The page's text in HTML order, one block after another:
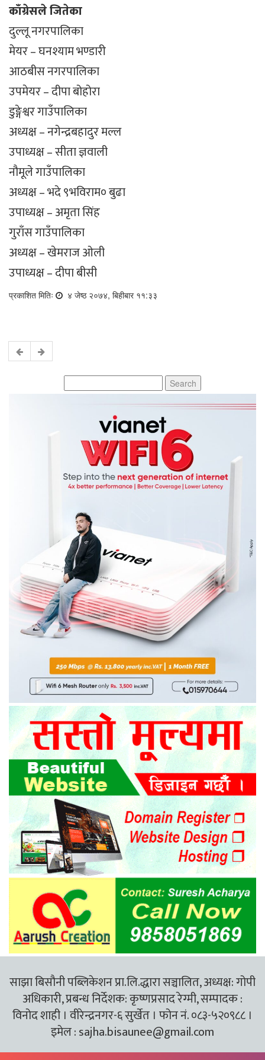
काँग्रेसले जितेका
दुल्लू नगरपालिका
मेयर – घनश्याम भण्डारी
आठबीस नगरपालिका
उपमेयर – दीपा बोहोरा
डुङ्गेश्वर गाउँपालिका
अध्यक्ष – नगेन्द्रबहादुर मल्ल
उपाध्यक्ष – सीता ज्ञवाली
नौमूले गाउँपालिका
अध्यक्ष – भदे ९भविराम० बुढा
उपाध्यक्ष – अमृता सिंह
गुराँस गाउँपालिका
अध्यक्ष – खेमराज ओली
उपाध्यक्ष – दीपा बीसी
प्रकाशित मितिः ४ जेष्ठ २०७४, बिहीबार ११:३३
for:
साझा बिसौनी पब्लिकेशन प्रा.लि.द्धारा सञ्चालित, अध्यक्ष: गोपी
अधिकारी, प्रबन्ध निर्देशक: कृष्णप्रसाद रेग्मी, सम्पादक :
विनोद शाही । वीरेन्द्रनगर-६ सुर्खेत । फोन नं. ०८३-५२०९८८ ।
इमेल :sajha.bisaunee@gmail.com